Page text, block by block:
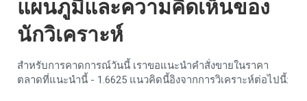
แผนภูมิและความคิดเห็นของ
นักวิเคราะห์
สำหรับการคาดการณ์วันนี้ เราขอแนะนำคำสั่งขายในราคา
ตลาดที่แนะนำนี้ - 1.6625 แนวคิดนี้อิงจากการวิเคราะห์ต่อไปนี้: